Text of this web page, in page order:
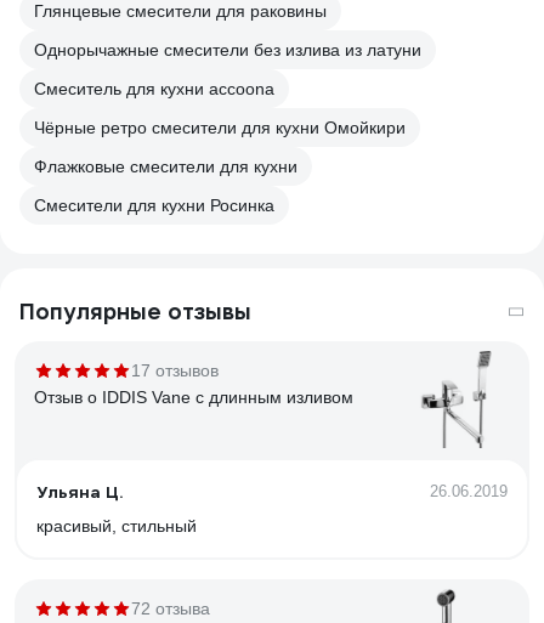
Глянцевые смесители для раковины
Однорычажные смесители без излива из латуни
Смеситель для кухни accoona
Чёрные ретро смесители для кухни Омойкири
Флажковые смесители для кухни
Смесители для кухни Росинка
Популярные отзывы
17 отзывов
Отзыв о IDDIS Vane с длинным изливом
Ульяна Ц. 26.06.2019
красивый, стильный
72 отзыва